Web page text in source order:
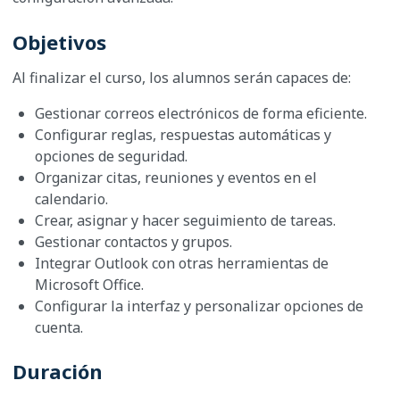
Objetivos
Al finalizar el curso, los alumnos serán capaces de:
Gestionar correos electrónicos de forma eficiente.
Configurar reglas, respuestas automáticas y
opciones de seguridad.
Organizar citas, reuniones y eventos en el
calendario.
Crear, asignar y hacer seguimiento de tareas.
Gestionar contactos y grupos.
Integrar Outlook con otras herramientas de
Microsoft Office.
Configurar la interfaz y personalizar opciones de
cuenta.
Duración